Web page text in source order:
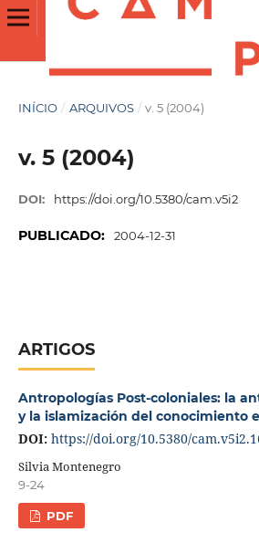
INÍCIO / ARQUIVOS / v. 5 (2004)
v. 5 (2004)
DOI: https://doi.org/10.5380/cam.v5i2
PUBLICADO: 2004-12-31
ARTIGOS
Antropologías Post-coloniales: la
y la islamización del conocimiento
DOI: https://doi.org/10.5380/
Silvia Montenegro
9-24
PDF